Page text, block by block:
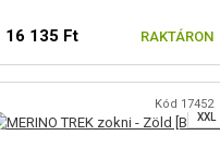
16 135 Ft RAKTÁRON
VÁLASSZON MÉRETET
Kód 17452
XXL